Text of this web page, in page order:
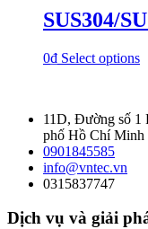
SUS304/
0₫ Select options
11D, Đường số 1
phố Hồ Chí Minh
0901845585
info@vntec.vn
0315837747
Dịch vụ và giải